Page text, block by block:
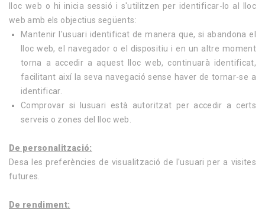
lloc web o hi inicia sessió i s'utilitzen per identificar-lo al lloc
web amb els objectius següents:
Mantenir l'usuari identificat de manera que, si abandona el
lloc web, el navegador o el dispositiu i en un altre moment
torna a accedir a aquest lloc web, continuarà identificat,
facilitant així la seva navegació sense haver de tornar-se a
identificar.
Comprovar si lusuari està autoritzat per accedir a certs
serveis o zones del lloc web.
De personalització:
Desa les preferències de visualització de l'usuari per a visites
futures.
De rendiment: